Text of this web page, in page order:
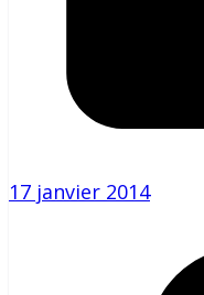
17 janvier 2014